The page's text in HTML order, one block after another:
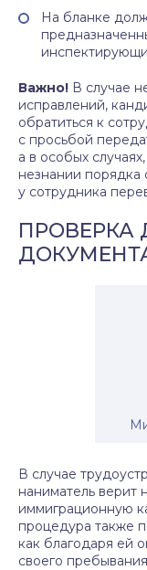
На бланке
Важно! В случае
исправлений,
обратиться к
с просьбой
а в особых
незнании порядка
у сотрудника
ПРОВЕРКА
В случае
наниматель верит
иммиграционную
процедура также
как благодаря ей
своего